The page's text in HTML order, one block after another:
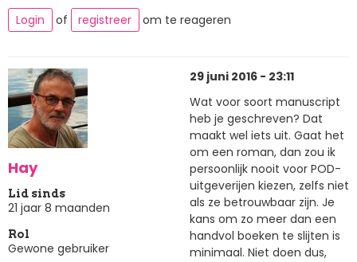
Login
of registreer om te reageren
Hay
Lid sinds
21 jaar 8 maanden
Rol
Gewone gebruiker
29 juni 2016 - 23:11
Wat voor soort manuscript
heb je geschreven? Dat
maakt wel iets uit. Gaat het
om een roman, dan zou ik
persoonlijk nooit voor POD-
uitgeverijen kiezen, zelfs niet
als ze betrouwbaar zijn. Je
kans om zo meer dan een
handvol boeken te slijten is
minimaal. Niet doen dus,